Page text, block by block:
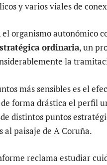
y varios viales de
el organismo autonómico
ordinaria, un
la
más sensibles es el
forma drástica el perfil
distintos puntos
al paisaje de A Coruña.
reclama estudiar